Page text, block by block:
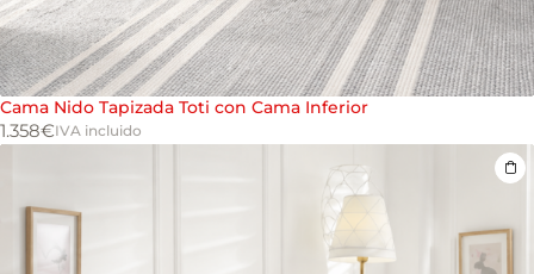
Cama Nido Tapizada Toti con Cama Inferior
1.358€IVA incluido